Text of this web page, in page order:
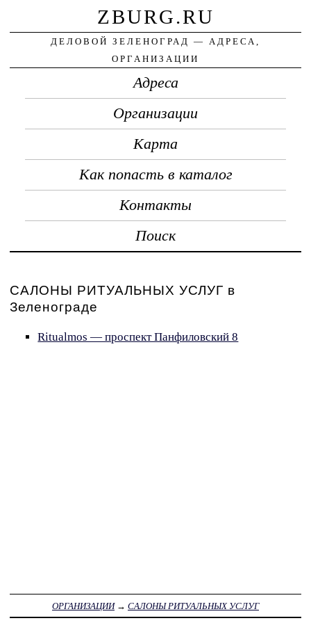
ZBURG.RU
ДЕЛОВОЙ ЗЕЛЕНОГРАД — АДРЕСА,
ОРГАНИЗАЦИИ
Адреса
Организации
Карта
Как попасть в каталог
Контакты
Поиск
САЛОНЫ РИТУАЛЬНЫХ УСЛУГ в
Зеленограде
Ritualmos — проспект Панфиловский 8
ОРГАНИЗАЦИИ→ САЛОНЫ РИТУАЛЬНЫХ УСЛУГ